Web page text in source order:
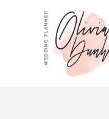
contenido